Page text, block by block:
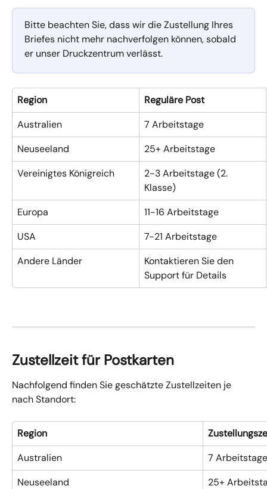
Bitte beachten Sie, dass wir die Zustellung Ihres
Briefes nicht mehr nachverfolgen können, sobald
er unser Druckzentrum verlässt.
Region
Reguläre Post
Australien
7 Arbeitstage
Neuseeland
25+ Arbeitstage
Vereinigtes Königreich
2-3 Arbeitstage (2.
Klasse)
Europa
11-16 Arbeitstage
USA
7-21 Arbeitstage
Andere Länder
Kontaktieren Sie den
Support für Details
Zustellzeit für Postkarten
Nachfolgend finden Sie geschätzte Zustellzeiten je
nach Standort:
Region
Australien
7 Arbeitstage
Neuseeland
25+